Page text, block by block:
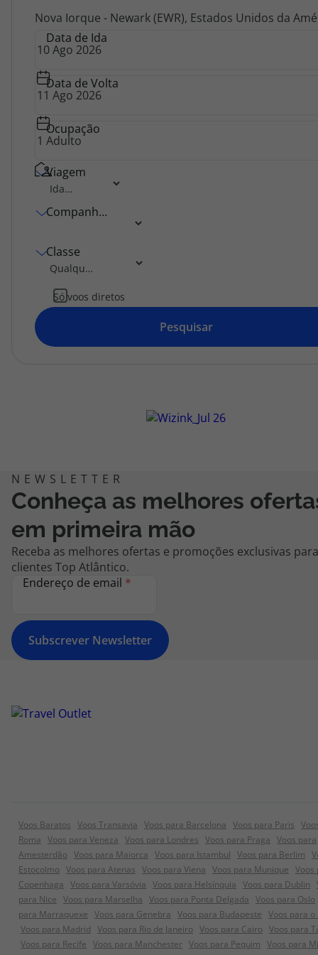
Agências
Contactos
Apoio ao cliente em Portugal
218 925 471
Custo de uma chamada para a rede fixa nacional.
Apoio ao cliente no Estrangeiro
218 925 471
A sua agência de viagens Top Atlântico tem a preocupação de estar
na marcação das suas viagens, tem ainda ao seu dispor o nosso call
center a funcionar todos os dias úteis das 10:00 às 20:00 e Sábado
das 10:00 às 14:00.
topatlantico@topatlantico.com
Nova Iorque - Newark (EWR), Estados Unidos da
Data de Ida
Data de Volta
Ocupação
Viagem
Companhia Aérea
Classe
Só voos diretos
Pesquisar
Conheça as melhores
em primeira mão
Receba as melhores ofertas e promoções exclusivas para
clientes Top Atlântico.
Endereço de email *
Subscrever Newsletter
Voos Baratos Voos Transavia Voos para Barcelona Voos para Paris
Roma Voos para Veneza Voos para Londres Voos para Praga Voos para
Amesterdão Voos para Maiorca Voos para Istambul Voos para Berlim
Estocolmo Voos para Atenas Voos para Viena Voos para Munique Voos
Copenhaga Voos para Varsóvia Voos para Helsínquia Voos para Dublin
para Nice Voos para Marselha Voos para Ponta Delgada Voos para Oslo
para Marraquexe Voos para Genebra Voos para Budapeste Voos para o
Voos para Madrid Voos para Rio de Janeiro Voos para Cairo Voos para
Voos para Recife Voos para Manchester Voos para Pequim Voos para